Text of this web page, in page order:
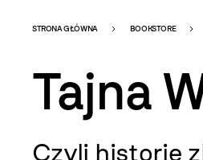
-
STRONA GŁÓWNA BOOKSTORE
Tajna
Czyli historie